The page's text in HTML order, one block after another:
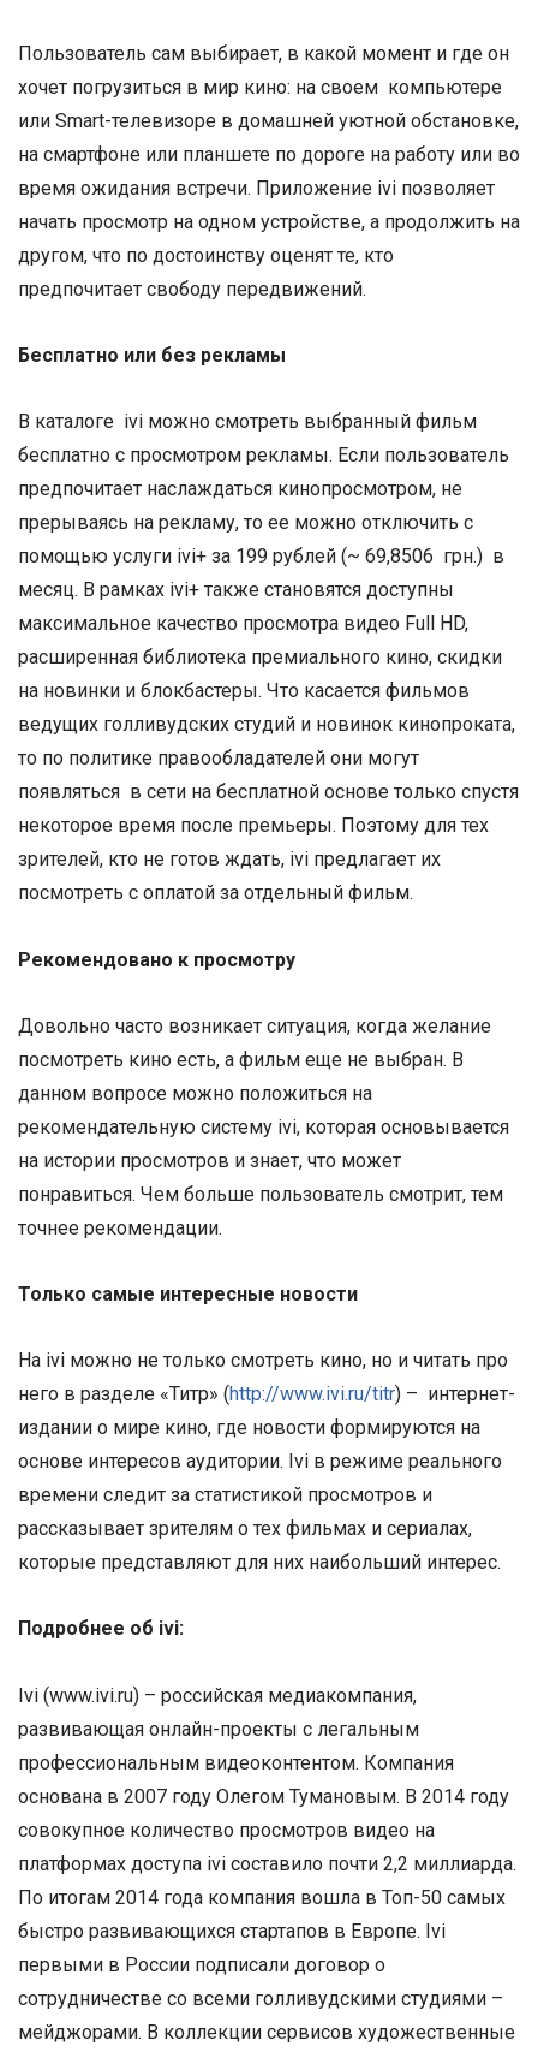
Пользователь сам выбирает, в какой момент и где он
хочет погрузиться в мир кино: на своем компьютере
или Smart-телевизоре в домашней уютной обстановке,
на смартфоне или планшете по дороге на работу или во
время ожидания встречи. Приложение ivi позволяет
начать просмотр на одном устройстве, а продолжить на
другом, что по достоинству оценят те, кто
предпочитает свободу передвижений.
Бесплатно или без рекламы
В каталоге ivi можно смотреть выбранный фильм
бесплатно с просмотром рекламы. Если пользователь
предпочитает наслаждаться кинопросмотром, не
прерываясь на рекламу, то ее можно отключить с
помощью услуги ivi+ за 199 рублей (~ 69,8506 грн.) в
месяц. В рамках ivi+ также становятся доступны
максимальное качество просмотра видео Full HD,
расширенная библиотека премиального кино, скидки
на новинки и блокбастеры. Что касается фильмов
ведущих голливудских студий и новинок кинопроката,
то по политике правообладателей они могут
появляться в сети на бесплатной основе только спустя
некоторое время после премьеры. Поэтому для тех
зрителей, кто не готов ждать, ivi предлагает их
посмотреть с оплатой за отдельный фильм.
Рекомендовано к просмотру
Довольно часто возникает ситуация, когда желание
посмотреть кино есть, а фильм еще не выбран. В
данном вопросе можно положиться на
рекомендательную систему ivi, которая основывается
на истории просмотров и знает, что может
понравиться. Чем больше пользователь смотрит, тем
точнее рекомендации.
Только самые интересные новости
На ivi можно не только смотреть кино, но и читать про
него в разделе «Титр» (http://www.ivi.ru/titr) – интернет-
издании о мире кино, где новости формируются на
основе интересов аудитории. Ivi в режиме реального
времени следит за статистикой просмотров и
рассказывает зрителям о тех фильмах и сериалах,
которые представляют для них наибольший интерес.
Подробнее об ivi:
Ivi (www.ivi.ru) – российская медиакомпания,
развивающая онлайн-проекты с легальным
профессиональным видеоконтентом. Компания
основана в 2007 году Олегом Тумановым. В 2014 году
совокупное количество просмотров видео на
платформах доступа ivi составило почти 2,2 миллиарда.
По итогам 2014 года компания вошла в Топ-50 самых
быстро развивающихся стартапов в Европе. Ivi
первыми в России подписали договор о
сотрудничестве со всеми голливудскими студиями –
мейджорами. В коллекции сервисов художественные